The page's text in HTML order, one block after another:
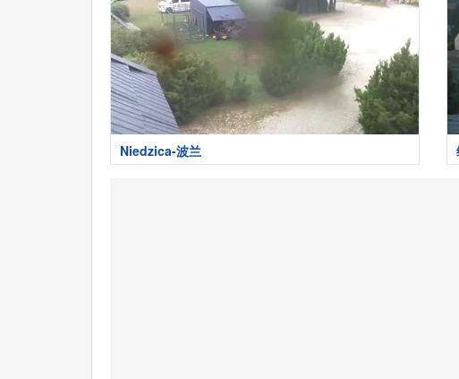
Niedzica-波兰